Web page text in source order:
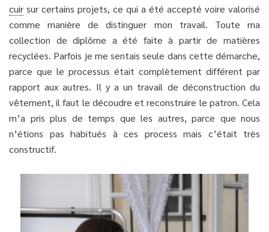
cuir sur certains projets, ce qui a été accepté voire valorisé
comme manière de distinguer mon travail. Toute ma
collection de diplôme a été faite à partir de matières
recyclées. Parfois je me sentais seule dans cette démarche,
parce que le processus était complètement différent par
rapport aux autres. Il y a un travail de déconstruction du
vêtement, il faut le découdre et reconstruire le patron. Cela
m’a pris plus de temps que les autres, parce que nous
n’étions pas habitués à ces process mais c’était très
constructif.